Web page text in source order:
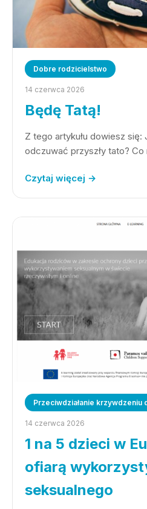
Dobre rodzicielstwo
14 czerwca 2026
Będę Tatą!
Z tego artykułu dowiesz
odczuwać przyszły tato?
Czytaj więcej →
Przeciwdziałanie krzywdzeniu
14 czerwca 2026
1 na 5 dzieci w
ofiarą
seksualnego